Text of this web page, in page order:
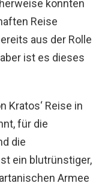
konnten
Reise
aus der Rolle
ist es dieses
Kratos‘ Reise in
für die
die
ein blutrünstiger,
Armee